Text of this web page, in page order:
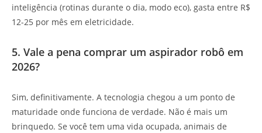
inteligência (rotinas durante o dia, modo eco), gasta entre R$
12-25 por mês em eletricidade.
5. Vale a pena comprar um aspirador robô em
2026?
Sim, definitivamente. A tecnologia chegou a um ponto de
maturidade onde funciona de verdade. Não é mais um
brinquedo. Se você tem uma vida ocupada, animais de